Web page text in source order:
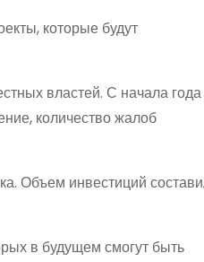
которые будут
властей. С начала года
количество жалоб
Объем инвестиций
в будущем смогут быть